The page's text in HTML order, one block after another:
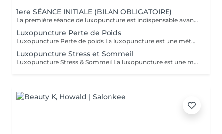
1ere SÉANCE INITIALE (BILAN OBLIGATOIRE)
La première séance de luxopuncture est indispensable avant de débuter tout programme. D'une durée d'environ 1 heure, elle se déroule en deux temps : 30 minutes d'échange approfondi (anamnèse) pour comprendre vos besoins, vos habitudes et définir vos objectifs 30 minutes de séance de luxopuncture, adaptée en fonction de cet échange Cette étape permet de personnaliser votre accompagnement et d'optimiser les résultats. Chaque protocole est ainsi ajusté à votre profil (poids, stress, sommeil, compulsions). Séance essentielle pour un suivi efficace et durable Permet un accompagnement sur mesure Un premier pas vers votre équilibre et votre bien-être durable.
Luxopuncture Perte de Poids
Luxopuncture Perte de poids La luxopuncture est une méthode douce et non invasive qui aide à réguler l'appétit, réduire les fringales et rééquilibrer le métabolisme. Idéale pour accompagner une perte de poids progressive, elle agit également sur le stress et les compulsions alimentaires. Chaque séance est adaptée à vos besoins afin de vous accompagner en douceur vers un meilleur équilibre et des résultats durables. Un accompagnement naturel pour retrouver légèreté, équilibre et bien-être au quotidien.
Luxopuncture Stress et Sommeil
Luxopuncture Stress & Sommeil La luxopuncture est une méthode douce et non invasive qui aide à apaiser le système nerveux, réduire le stress et améliorer la qualité du sommeil. Elle se pratique à l'aide d'un stylo à infrarouge qui stimule des points réflexes du corps, sans aiguille et en toute douceur. Chaque séance est adaptée à vos besoins afin de favoriser un relâchement profond et un apaisement durable. Un accompagnement naturel pour retrouver calme, sérénité et un sommeil réparateur.